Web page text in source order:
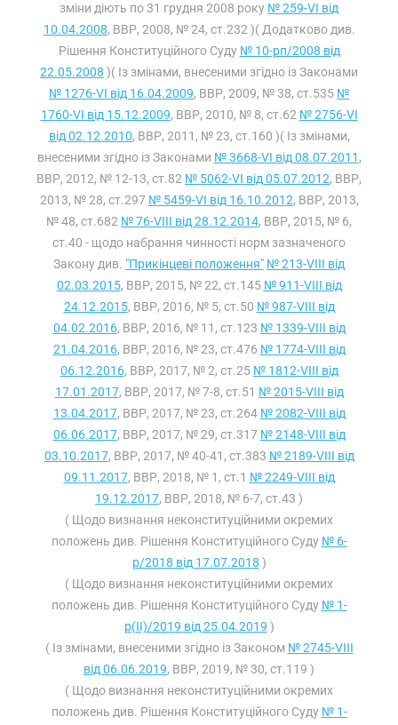
зміни діють по 31 грудня 2008 року № 259-VI від
10.04.2008, ВВР, 2008, № 24, ст.232 )( Додатково див.
Рішення Конституційного Суду № 10-рп/2008 від
22.05.2008 )( Із змінами, внесеними згідно із Законами
№ 1276-VI від 16.04.2009, ВВР, 2009, № 38, ст.535 №
1760-VI від 15.12.2009, ВВР, 2010, № 8, ст.62 № 2756-VI
від 02.12.2010, ВВР, 2011, № 23, ст.160 )( Із змінами,
внесеними згідно із Законами № 3668-VI від 08.07.2011 ,
ВВР, 2012, № 12-13, ст.82 № 5062-VI від 05.07.2012, ВВР,
2013, № 28, ст.297 № 5459-VI від 16.10.2012, ВВР, 2013,
№ 48, ст.682 № 76-VIII від 28.12.2014, ВВР, 2015, № 6,
ст.40 - щодо набрання чинності норм зазначеного
Закону див. "Прикінцеві положення" № 213-VIII від
02.03.2015, ВВР, 2015, № 22, ст.145 № 911-VIII від
24.12.2015, ВВР, 2016, № 5, ст.50 № 987-VIII від
04.02.2016, ВВР, 2016, № 11, ст.123 № 1339-VIII від
21.04.2016, ВВР, 2016, № 23, ст.476 № 1774-VIII від
06.12.2016, ВВР, 2017, № 2, ст.25 № 1812-VIII від
17.01.2017, ВВР, 2017, № 7-8, ст.51 № 2015-VIII від
13.04.2017, ВВР, 2017, № 23, ст.264 № 2082-VIII від
06.06.2017, ВВР, 2017, № 29, ст.317 № 2148-VIII від
03.10.2017, ВВР, 2017, № 40-41, ст.383 № 2189-VIII від
09.11.2017, ВВР, 2018, № 1, ст.1 № 2249-VIII від
19.12.2017, ВВР, 2018, № 6-7, ст.43 )
( Щодо визнання неконституційними окремих
положень див. Рішення Конституційного Суду № 6-
р/2018 від 17.07.2018 )
( Щодо визнання неконституційними окремих
положень див. Рішення Конституційного Суду № 1-
р(II)/2019 від 25.04.2019 )
( Із змінами, внесеними згідно із Законом № 2745-VIII
від 06.06.2019, ВВР, 2019, № 30, ст.119 )
( Щодо визнання неконституційними окремих
положень див. Рішення Конституційного Суду № 1-